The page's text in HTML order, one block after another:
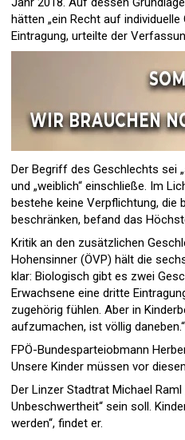
hätten „ein Recht auf
Eintragung, urteilte der
Der Begriff des Geschlechts sei
und „weiblich“ einschließe. Im
bestehe keine Verpflichtung, die
beschränken, befand das
Kritik an den zusätzlichen
Hohensinner (ÖVP) hält die
klar: Biologisch gibt es zwei
Erwachsene eine dritte
zugehörig fühlen. Aber in
aufzumachen, ist völlig daneben.“
FPÖ-Bundesparteiobmann
Unsere Kinder müssen vor
Der Linzer Stadtrat Michael
Unbeschwertheit“ sein soll.
werden“, findet er.